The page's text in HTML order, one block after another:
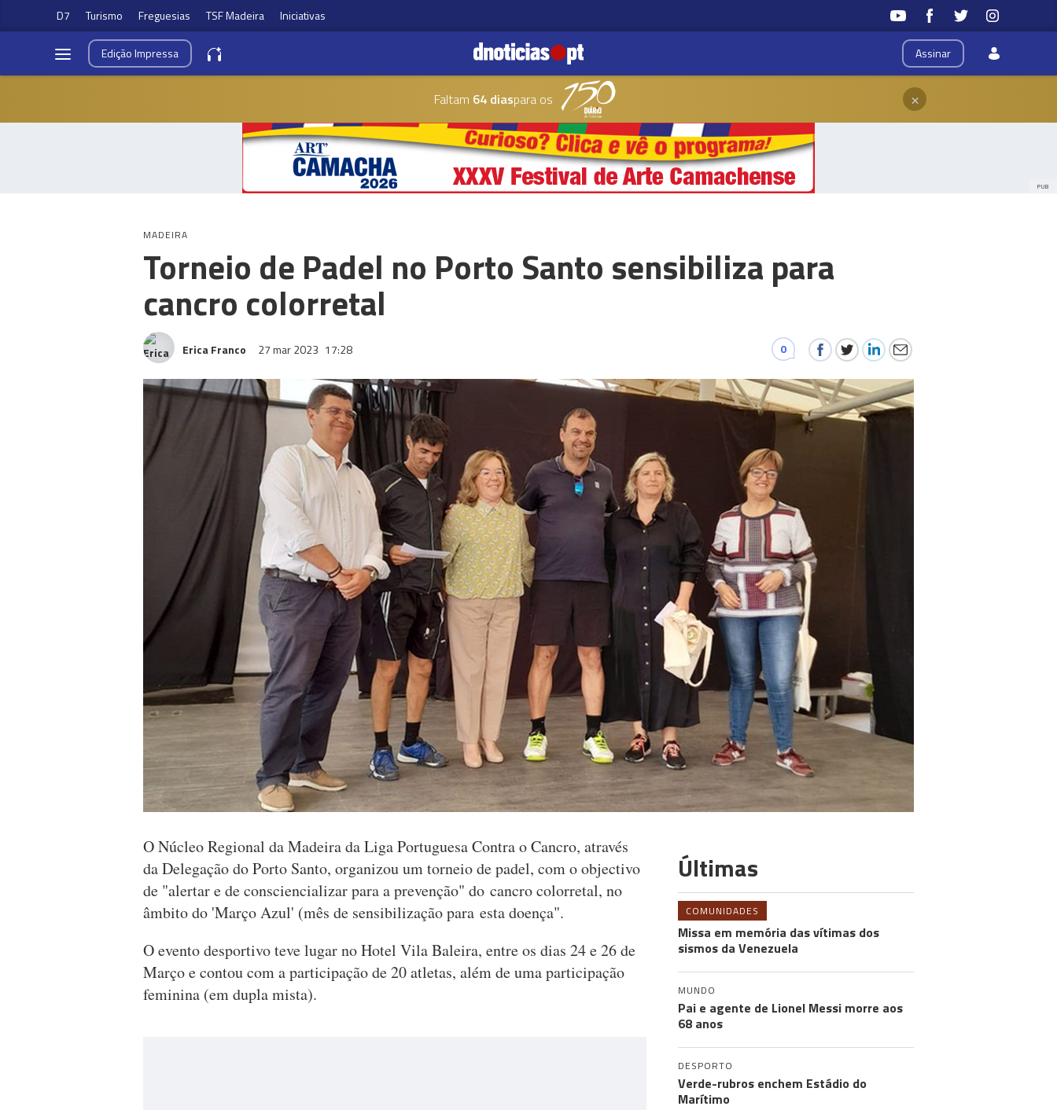
D7 Turismo Freguesias TSF Madeira Iniciativas
Assinar
EdiçãoImpressa
Faltam 64 diaspara os ×
PUB
MADEIRA
Torneio de Padel no Porto Santo sensibiliza para
cancro colorretal
Erica Franco 27 mar 2023 17:28 0
O Núcleo Regional da Madeira da Liga Portuguesa Contra o Cancro, através
da Delegação do Porto Santo, organizou um torneio de padel, com o objectivo
de "alertar e de consciencializar para a prevenção" do cancro colorretal, no
âmbito do 'Março Azul' (mês de sensibilização para esta doença".
O evento desportivo teve lugar no Hotel Vila Baleira, entre os dias 24 e 26 de
Março e contou com a participação de 20 atletas, além de uma participação
feminina (em dupla mista).
Últimas
COMUNIDADES
Missa em memória das vítimas dos
sismos da Venezuela
MUNDO
Pai e agente de Lionel Messi morre aos
68 anos
DESPORTO
Verde-rubros enchem Estádio do
Marítimo